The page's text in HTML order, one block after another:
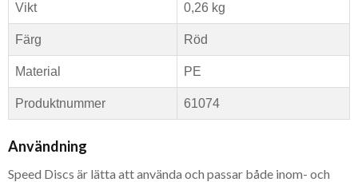
Vikt 0,26 kg
Färg Röd
Material PE
Produktnummer 61074
Användning
Speed Discs är lätta att använda och passar både inom- och